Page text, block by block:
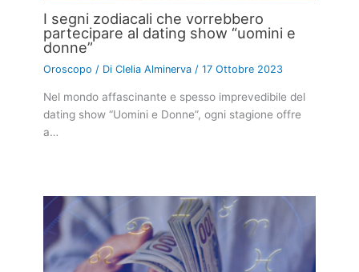
I segni zodiacali che vorrebbero
partecipare al dating show “uomini e
donne”
Oroscopo / DiClelia Alminerva /17 Ottobre 2023
Nel mondo affascinante e spesso imprevedibile del
dating show “Uomini e Donne”, ogni stagione offre
a…